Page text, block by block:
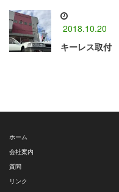
2018.10.20
キーレス取付
ホーム
会社案内
質問
リンク